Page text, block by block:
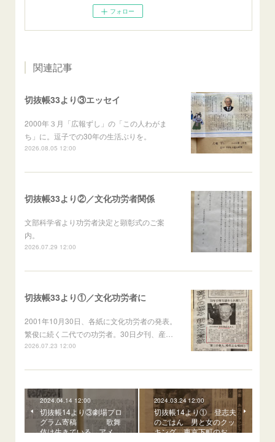
フォロー
関連記事
切抜帳33より③エッセイ
2000年３月「広報ずし」の「この人わがま
ち」に。逗子での30年の生活ぶりを。
2026.08.05 12:00
切抜帳33より②／文化功労者関係
文部科学省より功労者決定と顕彰式のご案
内。
2026.07.29 12:00
切抜帳33より①／文化功労者に
2001年10月30日、各紙に文化功労者の発表。
繁俊に続く二代での功労者。30日夕刊、産…
2026.07.23 12:00
2024.04.14 12:00
切抜帳14より③劇場プロ
グラム寄稿 歌舞
伎は生きている アメ…
2024.03.24 12:00
切抜帳14より① 登志夫
のごはん 男と女のクッ
キング 東京下町のお…